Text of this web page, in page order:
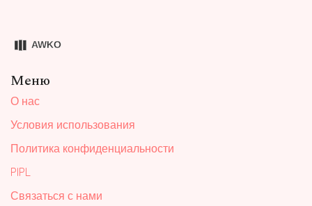
Меню
О нас
Условия использования
Политика конфиденциальности
PIPL
Связаться с нами